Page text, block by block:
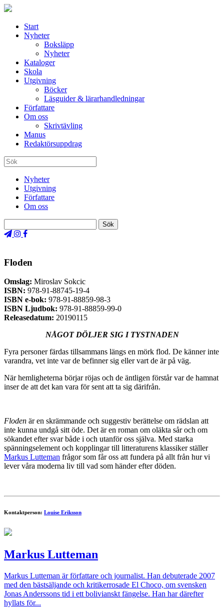
Start
Nyheter
Boksläpp
Nyheter
Kataloger
Skola
Utgivning
Böcker
Läsguider & lärarhandledningar
Författare
Om oss
Skrivtävling
Manus
Redaktörsuppdrag
Nyheter
Utgivning
Författare
Om oss
Floden
Omslag: Miroslav Sokcic
ISBN: 978-91-88745-19-4
ISBN e-bok: 978-91-88859-98-3
ISBN Ljudbok: 978-91-88859-99-0
Releasedatum: 20190115
NÅGOT DÖLJER SIG I TYSTNADEN
Fyra personer färdas tillsammans längs en mörk flod. De känner inte
varandra, vet inte var de befinner sig eller vart de är på väg.
När hemligheterna börjar röjas och de äntligen förstår var de hamnat
inser de att det kan vara för sent att ta sig därifrån.
Floden är en skrämmande och suggestiv berättelse om rädslan att
inte kunna undgå sitt öde. Det är en roman om oläkta sår och om
sökandet efter svar både i och utanför oss själva. Med starka
spänningselement och kopplingar till litteraturens klassiker ställer
Markus Lutteman frågor som får oss att fundera på allt från hur vi
lever våra moderna liv till vad som händer efter döden.
Kontaktperson: Louise Eriksson
Markus Lutteman
Markus Lutteman är författare och journalist. Han debuterade 2007
med den bästsäljande och kritikerrosade El Choco, om svensken
Jonas Anderssons tid i ett bolivianskt fängelse. Han har därefter
hyllats för...